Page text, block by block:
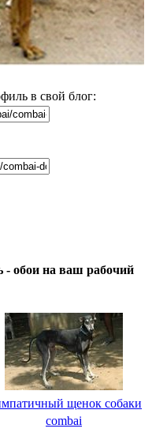
в свой блог:
обои на ваш рабочий
щенок собаки
combai